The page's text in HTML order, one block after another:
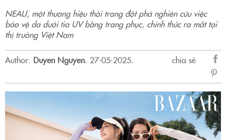
NEAU, một thương hiệu thời trang đột phá nghiên cứu việc
bảo vệ da dưới tia UV bằng trang phục, chính thức ra mắt tại
thị trường Việt Nam
Author: Duyen Nguyen. 27-05-2025.
chia sẻ
sẻ